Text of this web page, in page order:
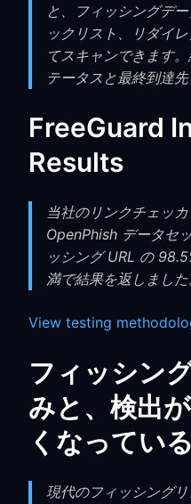
と、フィッシングデ
ックリスト、リダイ
てスキャンできます
テータスと最終到達先
FreeGuard
Results
当社のリンクチェッ
OpenPhish データセ
ッシング URL の
満で結果を返しました
View testing
フィッシン
みと、検出
くなってい
現代のフィッシング